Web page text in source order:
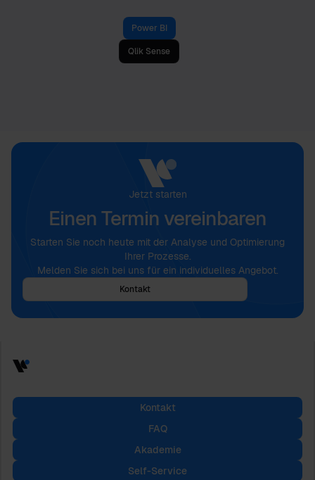
Power BI
Qlik Sense
Jetzt starten
Einen Termin vereinbaren
Starten Sie noch heute mit der Analyse und Optimierung
Ihrer Prozesse.
Melden Sie sich bei uns für ein individuelles Angebot.
Kontakt
Kontakt
FAQ
Akademie
Self-Service